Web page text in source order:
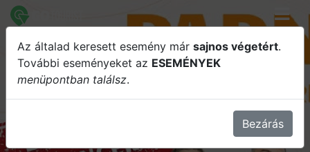
Parno Graszt / Debrecen, Lovarda
Az általad keresett esemény már sajnos végetért.
További eseményeket az ESEMÉNYEK
menüpontban találsz.
Bezárás